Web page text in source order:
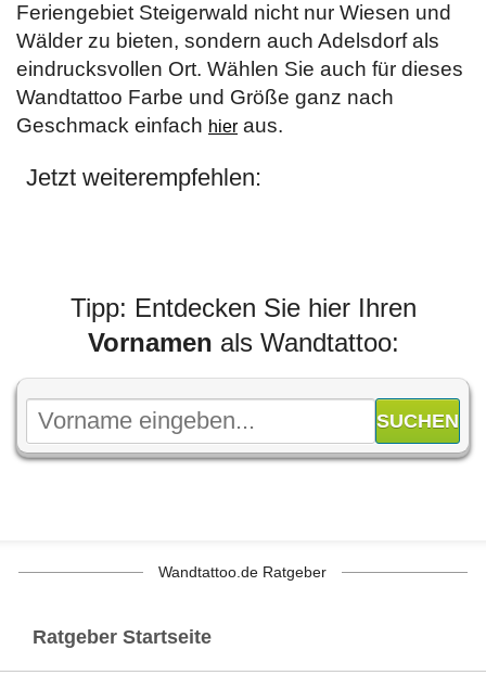
Feriengebiet Steigerwald nicht nur Wiesen und
Wälder zu bieten, sondern auch Adelsdorf als
eindrucksvollen Ort. Wählen Sie auch für dieses
Wandtattoo Farbe und Größe ganz nach
Geschmack einfach hier aus.
Jetzt weiterempfehlen:
Tipp: Entdecken Sie hier Ihren
Vornamen als Wandtattoo:
Wandtattoo.de Ratgeber
Ratgeber Startseite